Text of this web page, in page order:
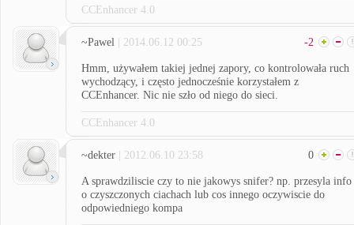
CCEnhancer 4.0
~Pawel | 2014.06.12 00:25 -2
Hmm, używałem takiej jednej zapory, co kontrolowała ruch
wychodzący, i często jednocześnie korzystałem z
CCEnhancer. Nic nie szło od niego do sieci.
CCEnhancer 4.0
~dekter | 2012.06.10 23:58 0
A sprawdziliscie czy to nie jakowys snifer? np. przesyla info
o czyszczonych ciachach lub cos innego oczywiscie do
odpowiedniego kompa